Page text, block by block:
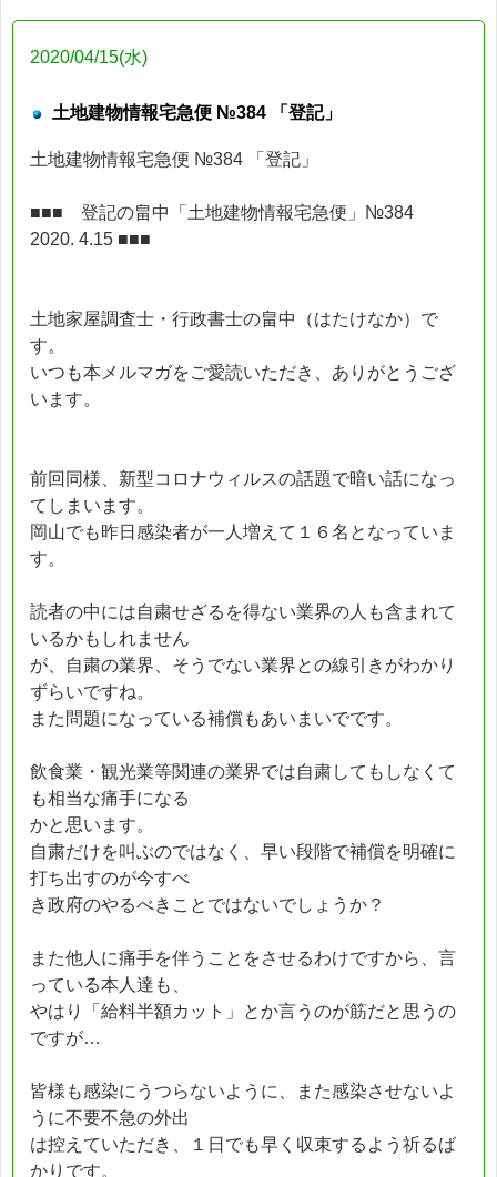
2020/04/15(水)
土地建物情報宅急便 №384 「登記」
土地建物情報宅急便 №384 「登記」
■■■ 登記の畠中「土地建物情報宅急便」№384
2020. 4.15 ■■■
土地家屋調査士・行政書士の畠中（はたけなか）で
す。
いつも本メルマガをご愛読いただき、ありがとうござ
います。
前回同様、新型コロナウィルスの話題で暗い話になっ
てしまいます。
岡山でも昨日感染者が一人増えて１６名となっていま
す。
読者の中には自粛せざるを得ない業界の人も含まれて
いるかもしれません
が、自粛の業界、そうでない業界との線引きがわかり
ずらいですね。
また問題になっている補償もあいまいでです。
飲食業・観光業等関連の業界では自粛してもしなくて
も相当な痛手になる
かと思います。
自粛だけを叫ぶのではなく、早い段階で補償を明確に
打ち出すのが今すべ
き政府のやるべきことではないでしょうか？
また他人に痛手を伴うことをさせるわけですから、言
っている本人達も、
やはり「給料半額カット」とか言うのが筋だと思うの
ですが…
皆様も感染にうつらないように、また感染させないよ
うに不要不急の外出
は控えていただき、１日でも早く収束するよう祈るば
かりです。